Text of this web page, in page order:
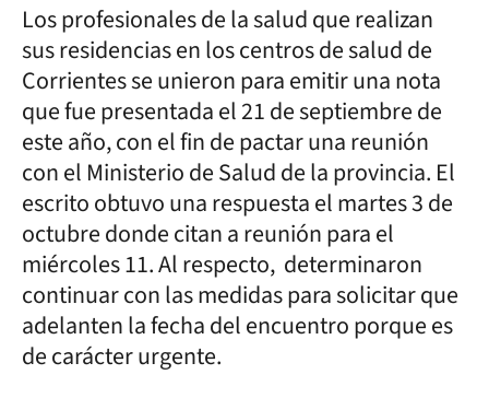
Los profesionales de la salud que realizan
sus residencias en los centros de salud de
Corrientes se unieron para emitir una nota
que fue presentada el 21 de septiembre de
este año, con el fin de pactar una reunión
con el Ministerio de Salud de la provincia. El
escrito obtuvo una respuesta el martes 3 de
octubre donde citan a reunión para el
miércoles 11. Al respecto, determinaron
continuar con las medidas para solicitar que
adelanten la fecha del encuentro porque es
de carácter urgente.